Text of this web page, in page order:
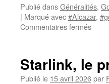
Publié dansGénéralités,
| Marqué avec#Alcazar,
Commentaires ferméssur
pays
du
Starlink, le
Publié le 15 avril 2026par